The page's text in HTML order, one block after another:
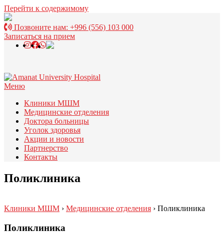
Перейти к содержимому
Позвоните нам: +996 (556) 103 000
Записаться на прием
Меню
Клиники МШМ
Медицинские отделения
Доктора больницы
Уголок здоровья
Акции и новости
Партнерство
Контакты
Поликлиника
Клиники МШМ › Медицинские отделения › Поликлиника
Поликлиника